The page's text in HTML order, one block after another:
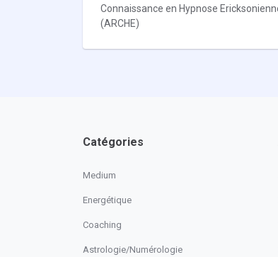
Connaissance en Hypnose
(ARCHE)
Catégories
Medium
Energétique
Coaching
Astrologie/Numérologie